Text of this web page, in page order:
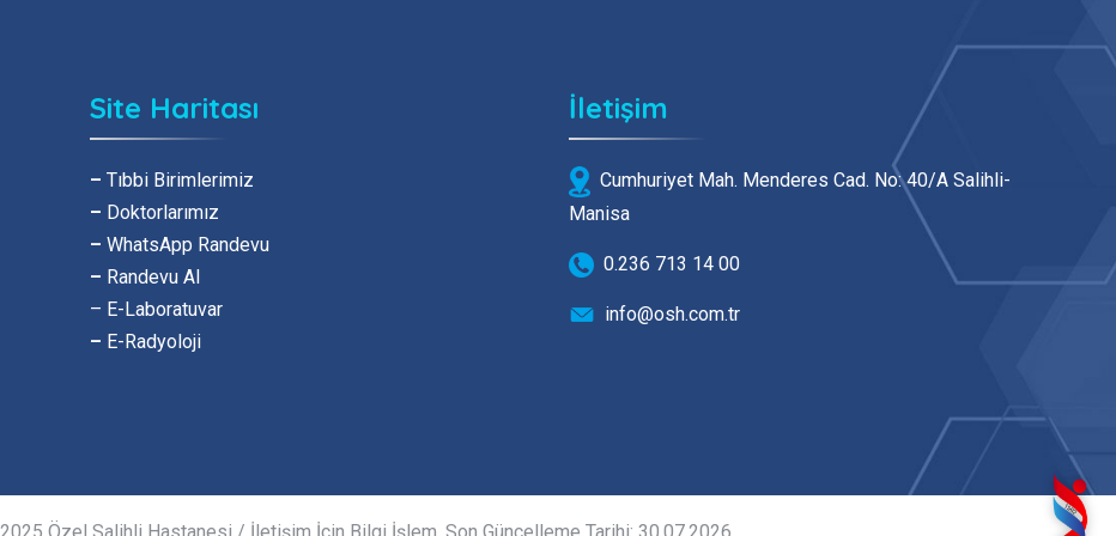
Site Haritası
– Tıbbi Birimlerimiz
– Doktorlarımız
– WhatsApp Randevu
– Randevu Al
– E-Laboratuvar
– E-Radyoloji
İletişim
Cumhuriyet Mah. Menderes Cad. No: 40/A Salihli-
Manisa
0.236 713 14 00
info@osh.com.tr